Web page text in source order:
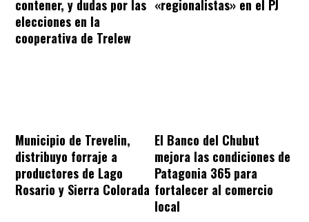
contener, y dudas por las
elecciones en la
cooperativa de Trelew
«regionalistas» en el PJ
Municipio de Trevelin,
distribuyo forraje a
productores de Lago
Rosario y Sierra Colorada
El Banco del Chubut
mejora las condiciones de
Patagonia 365 para
fortalecer al comercio
local